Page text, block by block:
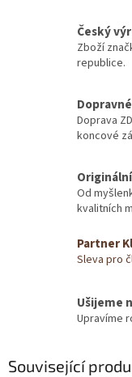
Český
Zboží
republice.
Doprava
koncové
Od
kvalitních
Partner
Sleva pro
Ušijeme
Upravíme
Související